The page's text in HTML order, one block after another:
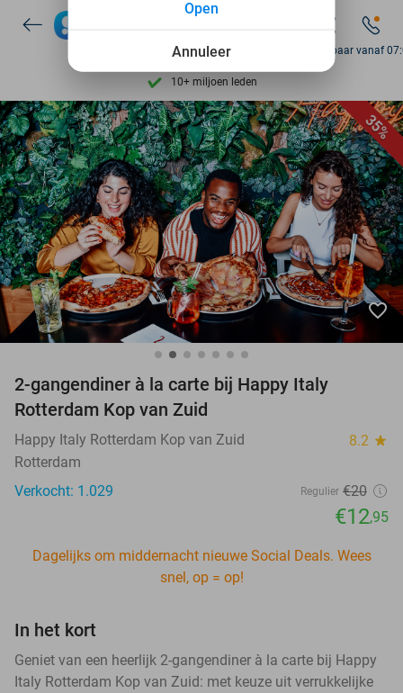
Ontdek 15.000+ deals
7 dagen per week beschikbaar
10+ miljoen leden
9,4 op basis van205.975 reviews
Ontdek 15.000+ deals
7 dagen per week beschikbaar
10+ miljoen leden
Bereikbaar vanaf
35%
favorite_border
2-gangendiner à la carte bij Happy Italy
Rotterdam Kop van Zuid
Happy Italy Rotterdam Kop van Zuid 8.2 star
Rotterdam
Verkocht: 1.029
Regulier €20
€12,95
Dagelijks om middernacht nieuwe Social Deals. Wees
snel, op = op!
In het kort
Geniet van een heerlijk 2-gangendiner à la carte bij Happy
Italy Rotterdam Kop van Zuid: met keuze uit verrukkelijke
Annuleer
Open